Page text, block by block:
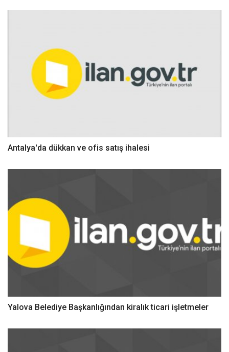
Antalya'da dükkan ve ofis satış ihalesi
Yalova Belediye Başkanlığından kiralık ticari işletmeler